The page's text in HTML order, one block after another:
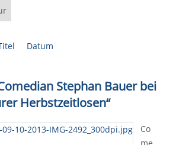
Datum
Stephan Bauer bei
Herbstzeitlosen“
Co